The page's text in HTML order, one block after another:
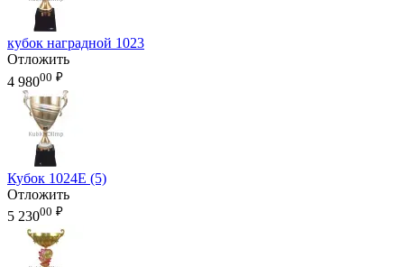
кубок наградной 1023
Отложить
4 98000 ₽
Кубок 1024E (5)
Отложить
5 23000 ₽